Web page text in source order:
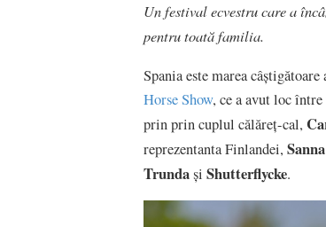
Un festival ecvestru care a
pentru toată familia.
Spania este marea
Horse Show, ce a avut loc
prin prin cuplul călăreț-cal,
reprezentanta Finlandei,
Trundași Shutterflycke.